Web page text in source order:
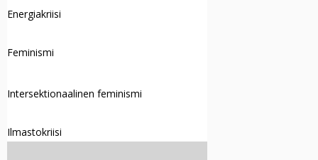
Energiakriisi
Feminismi
Intersektionaalinen feminismi
Ilmastokriisi